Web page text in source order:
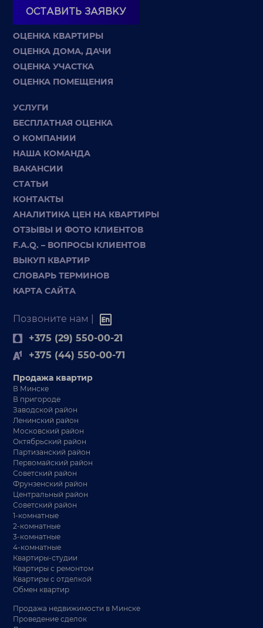
ОСТАВИТЬ ЗАЯВКУ
ОЦЕНКА КВАРТИРЫ
ОЦЕНКА ДОМА, ДАЧИ
ОЦЕНКА УЧАСТКА
ОЦЕНКА ПОМЕЩЕНИЯ
УСЛУГИ
БЕСПЛАТНАЯ ОЦЕНКА
О КОМПАНИИ
НАША КОМАНДА
ВАКАНСИИ
СТАТЬИ
КОНТАКТЫ
АНАЛИТИКА ЦЕН НА КВАРТИРЫ
ОТЗЫВЫ И ФОТО КЛИЕНТОВ
F.A.Q. – ВОПРОСЫ КЛИЕНТОВ
ВЫКУП КВАРТИР
СЛОВАРЬ ТЕРМИНОВ
КАРТА САЙТА
Позвоните нам |
+375 (29) 550-00-21
+375 (44) 550-00-71
Продажа квартир
В Минске
В пригороде
Заводской район
Ленинский район
Московский район
Октябрьский район
Партизанский район
Первомайский район
Советский район
Фрунзенский район
Центральный район
Советский район
1-комнатные
2-комнатные
3-комнатные
4-комнатные
Квартиры-студии
Квартиры с ремонтом
Квартиры с отделкой
Обмен квартир
Продажа недвижимости в Минске
Проведение сделок